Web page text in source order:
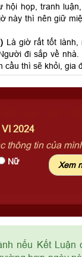
hội họp, tranh
này thì nên giữ
Là giờ rất tốt
đi sắp về
thì sẽ khỏi, gia
2024
thông tin của
Nữ
nếu Kết Luận